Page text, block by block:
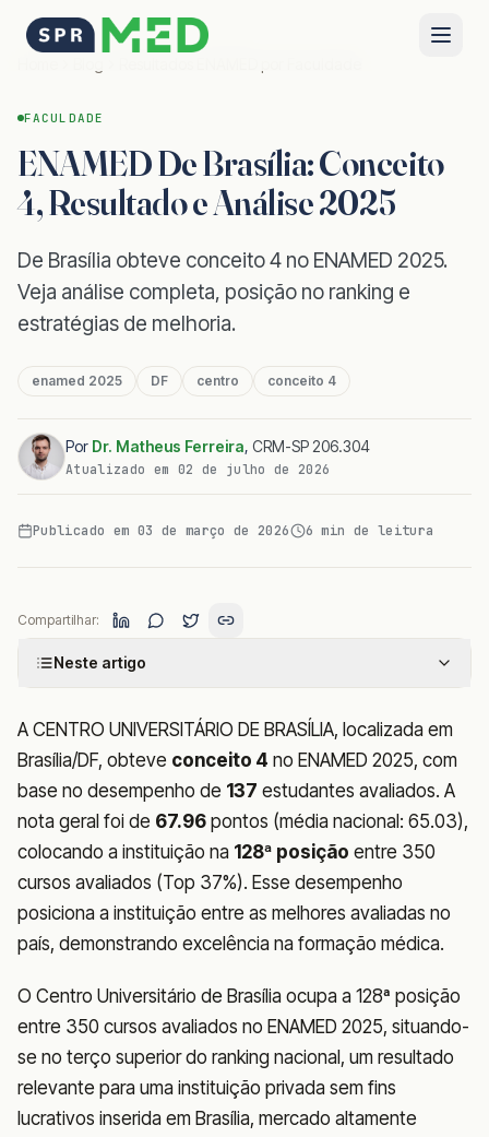
FACULDADE
ENAMED De Brasília: Conceito
4, Resultado e Análise 2025
De Brasília obteve conceito 4 no ENAMED 2025.
Veja análise completa, posição no ranking e
estratégias de melhoria.
enamed 2025 DF centro conceito 4
Por Dr. Matheus Ferreira, CRM-SP 206.304
Atualizado em 02 de julho de 2026
Publicado em 03 de março de 2026 6 min de leitura
Compartilhar:
Neste artigo
A CENTRO UNIVERSITÁRIO DE BRASÍLIA, localizada em
Brasília/DF, obteve conceito 4 no ENAMED 2025, com
base no desempenho de 137 estudantes avaliados. A
nota geral foi de 67.96 pontos (média nacional: 65.03),
colocando a instituição na 128ª posição entre 350
cursos avaliados (Top 37%). Esse desempenho
posiciona a instituição entre as melhores avaliadas no
país, demonstrando excelência na formação médica.
O Centro Universitário de Brasília ocupa a 128ª posição
entre 350 cursos avaliados no ENAMED 2025, situando-
se no terço superior do ranking nacional, um resultado
relevante para uma instituição privada sem fins
lucrativos inserida em Brasília, mercado altamente